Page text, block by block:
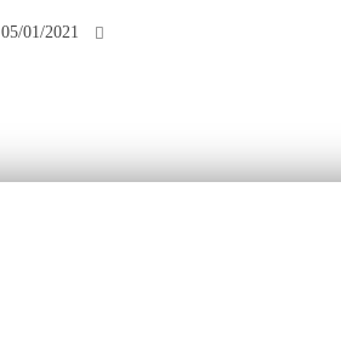
05/01/2021